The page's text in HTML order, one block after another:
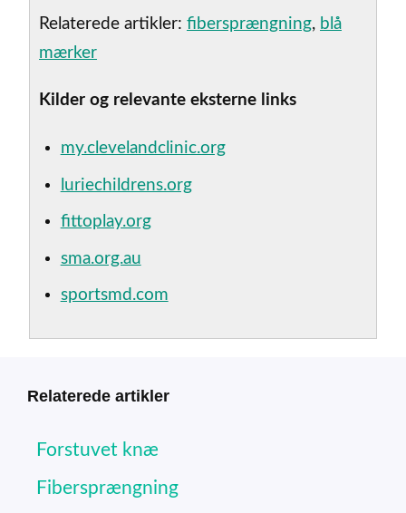
Relaterede artikler: fibersprængning, blå
mærker
Kilder og relevante eksterne links
my.clevelandclinic.org
luriechildrens.org
fittoplay.org
sma.org.au
sportsmd.com
Relaterede artikler
Forstuvet knæ
Fibersprængning